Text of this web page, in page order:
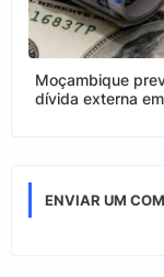
Moçambique
dívida externa
ENVIAR UM